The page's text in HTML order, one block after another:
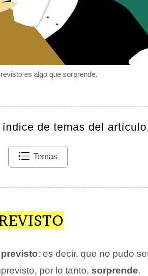
es algo que sorprende.
de temas del
Temas
: es decir, que no pudo
por lo tanto, sorprende.